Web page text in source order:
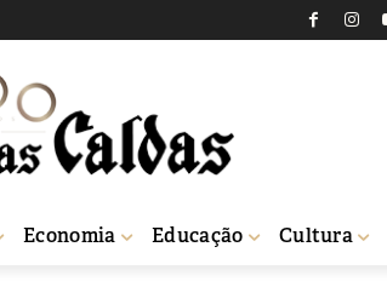
Economia Educação Cultura